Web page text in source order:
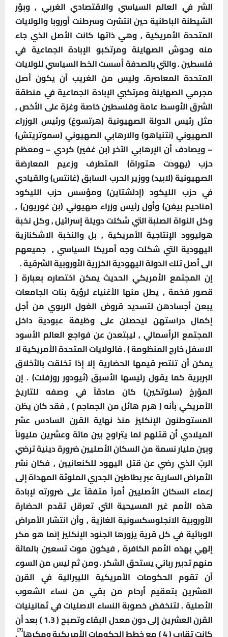
الشر في العالم السياسي والاقتصادي الغربي , وبؤر
الشيطنة الباطنية حين انتشرت وسرطنت أوروبا والولايات
المتحدة الأمريكية , وهي ذاتها كانت الأصل الذي جاء
منه وحوش الصهاينة ومرتكبو الإبادة الجماعية في
فلسطين . والتي بالصدفة أسست الخط السياسي للولايات
المتحدة المعاصرة. وليس من الغريب أن يكون أصل
مجرمي الصهاينة ومرتكبي الإبادة الجماعية في منطقة
الشرق الأوسط عامة وفلسطين خاصة وغزة على الأخص ,
مثل رئيس الدولة الصهيونية (هرتسوغ) ورئيس الوزراء
الصهيوني (نتنياهو) والارهابي الصهيوني (سموتريتش)
– ويصادف أن الإرهابي الآخر (بن غفير) كردي – ومعظم
حزب (يهودت هتوراة) المتطرف وزعيم المعارضة
الصهيونية (لابيد) ووزير الحرب السابق (غانتس) والقيادي
في حزب الليكود (إدلشتاين) ومؤسس حزب الليكود
(مناحيم بيغن) وأول رئيس وزراء صهيوني (بن غوريون) ,
وكل النواة الصلبة التي شكلت دويلة إسرائيل , وكل نخبة
هوليوود الإنتاجية الأمريكية , بل والنخبة الاشكنازية
اليهودية التي شكلت وجه أمريكا السياسي , جميعهم
الى أصل تلك الدولة اليهودية الخزرية الأوروبية الشرقية .
إن المجتمع الأمريكي الحديث يمكن اختصاره بعبارة (
قصور فخمة , يطل منها الأغنياء لرؤية بنات الجامعات
يبعن أجسادهن لتسديد قروض الغول الربوي من أجل
إكمال دراستهن ليحصلن على وظيفة عبودية داخل
المجتمع الرأسمالي , ليبتعدن عن فواجع العالم الأسود
الاسفل خارج المنظومة ) . فالولايات المتحدة الأمريكية لا
يمكن أن تنتصر قيمها الحضارية إلا إذا تخلقت بالأخلاق
البربرية كما يقول رئيسها الأسبق (ثيودور روزفلت) . إن
المؤرخ (سلوتكين) كان صادقاً في وصفه للتاريخ
الأمريكي بأنه ( هرم هائل من الجماجم ) , فقد كان يظن
المستوطنون الإنكليز منذ نهاية القرن السادس عشر
الميلادي أن قتلهم لما يتراوح بين مائة وعشرين مليوناً
وبين مليار نسمة من السكان الأصليين ضرورة دينية ترضي
الربّ الذي رضي عن قتل اليهود للكنعانيين , فكان نشر
الأمراض السارية عبر بطاطين الجدري الملوثة المهداة إلى
زعماء السكان الأصليين أمراً متفقاً على ضرورته لإبادة
هذه الأمم غير المسيحية التي تعرقل تقدم الحضارة
الأوروبية الانجلوسكسونية الغازية , وأن انتشار الأمراض
الوبائية في كل قرية يزورها الجنود الإنكليز إنما هو مكر
إلهي بهذه الأمم الكافرة , فيكون موت تسعين بالمائة
منهم تدبير رباني يستحق الشكر . ومن ثم ليس من السوء
أن تقوم الحكومات الأمريكية الليبرالية في القرن
العشرين بتعقيم أرحام من بقي من نساء الشعوب
الأصلية . لتنخفض خصوبة النساء الاصليات في ثمانينيات
القرن العشرين إلى دون معدل البقاء وتصبح ( 1.3 ) بعد أن
كانت تقارب ( 4 ) مع خطط الحكومات الأمريكية ومكرها
[7]
.